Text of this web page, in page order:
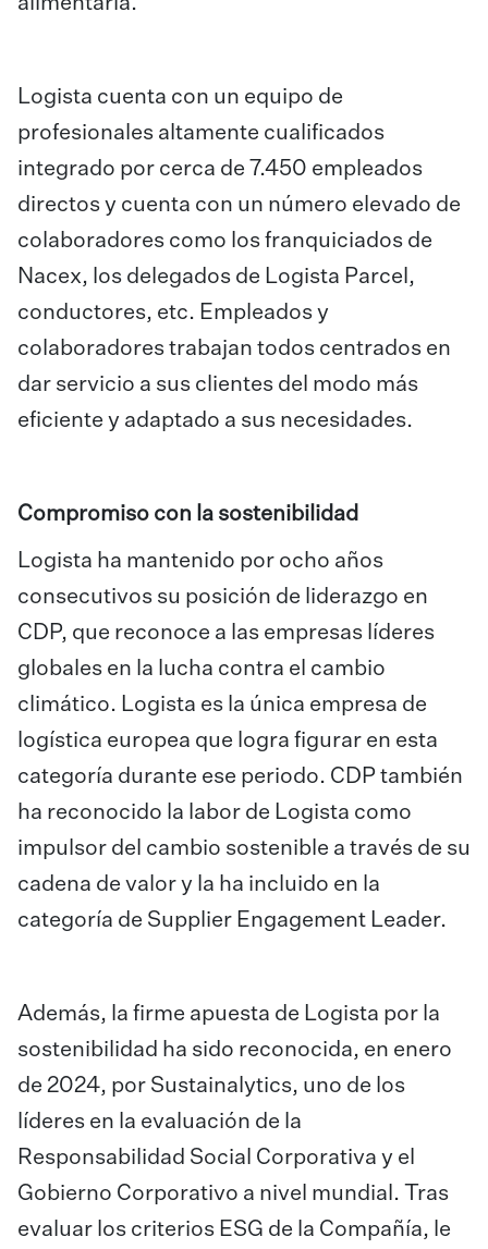
Logista cuenta con un equipo de
profesionales altamente cualificados
integrado por cerca de 7.450 empleados
directos y cuenta con un número elevado de
colaboradores como los franquiciados de
Nacex, los delegados de Logista Parcel,
conductores, etc. Empleados y
colaboradores trabajan todos centrados en
dar servicio a sus clientes del modo más
eficiente y adaptado a sus necesidades.
Compromiso con la sostenibilidad
Logista ha mantenido por ocho años
consecutivos su posición de liderazgo en
CDP, que reconoce a las empresas líderes
globales en la lucha contra el cambio
climático. Logista es la única empresa de
logística europea que logra figurar en esta
categoría durante ese periodo. CDP también
ha reconocido la labor de Logista como
impulsor del cambio sostenible a través de su
cadena de valor y la ha incluido en la
categoría de Supplier Engagement Leader.
Además, la firme apuesta de Logista por la
sostenibilidad ha sido reconocida, en enero
de 2024, por Sustainalytics, uno de los
líderes en la evaluación de la
Responsabilidad Social Corporativa y el
Gobierno Corporativo a nivel mundial. Tras
evaluar los criterios ESG de la Compañía, le